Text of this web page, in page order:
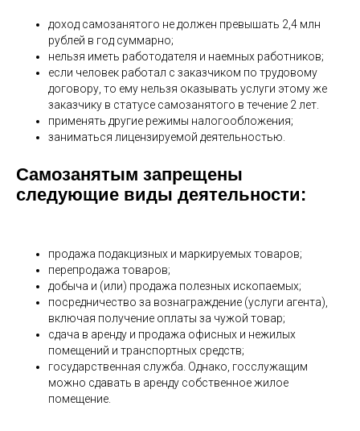
доход самозанятого не должен превышать 2,4 млн
рублей в год суммарно;
нельзя иметь работодателя и наемных работников;
если человек работал с заказчиком по трудовому
договору, то ему нельзя оказывать услуги этому же
заказчику в статусе самозанятого в течение 2 лет.
применять другие режимы налогообложения;
заниматься лицензируемой деятельностью.
Самозанятым запрещены
следующие виды деятельности:
продажа подакцизных и маркируемых товаров;
перепродажа товаров;
добыча и (или) продажа полезных ископаемых;
посредничество за вознаграждение (услуги агента),
включая получение оплаты за чужой товар;
сдача в аренду и продажа офисных и нежилых
помещений и транспортных средств;
государственная служба. Однако, госслужащим
можно сдавать в аренду собственное жилое
помещение.